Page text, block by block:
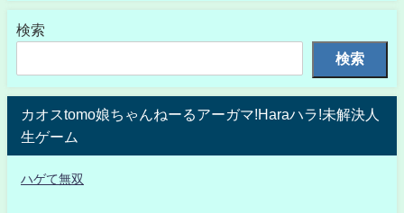
検索
検索
カオスtomo娘ちゃんねーるアーガマ!Haraハラ!未解決人
生ゲーム
ハゲて無双